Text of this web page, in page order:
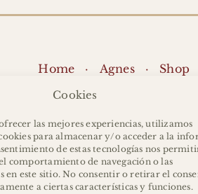
Cookies
las mejores experiencias, utilizamos
para almacenar y/o acceder a la
de estas tecnologías nos
comportamiento de navegación o las
en este sitio. No consentir o retirar el
a ciertas características y funciones.
Home Agnes Shop
de privacidad y